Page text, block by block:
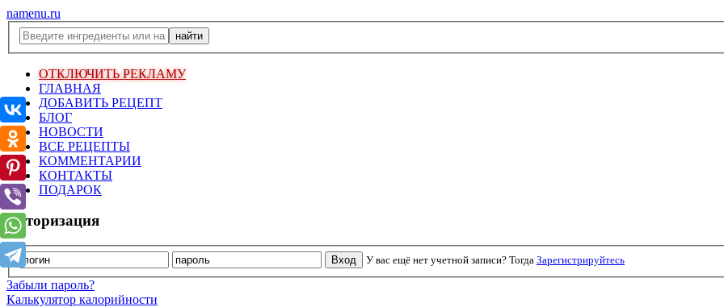
namenu.ru
ОТКЛЮЧИТЬ РЕКЛАМУ
ГЛАВНАЯ
ДОБАВИТЬ РЕЦЕПТ
БЛОГ
НОВОСТИ
ВСЕ РЕЦЕПТЫ
КОММЕНТАРИИ
КОНТАКТЫ
ПОДАРОК
Авторизация
У вас ещё нет учетной записи? Тогда Зарегистрируйтесь
Забыли пароль?
Калькулятор калорийности